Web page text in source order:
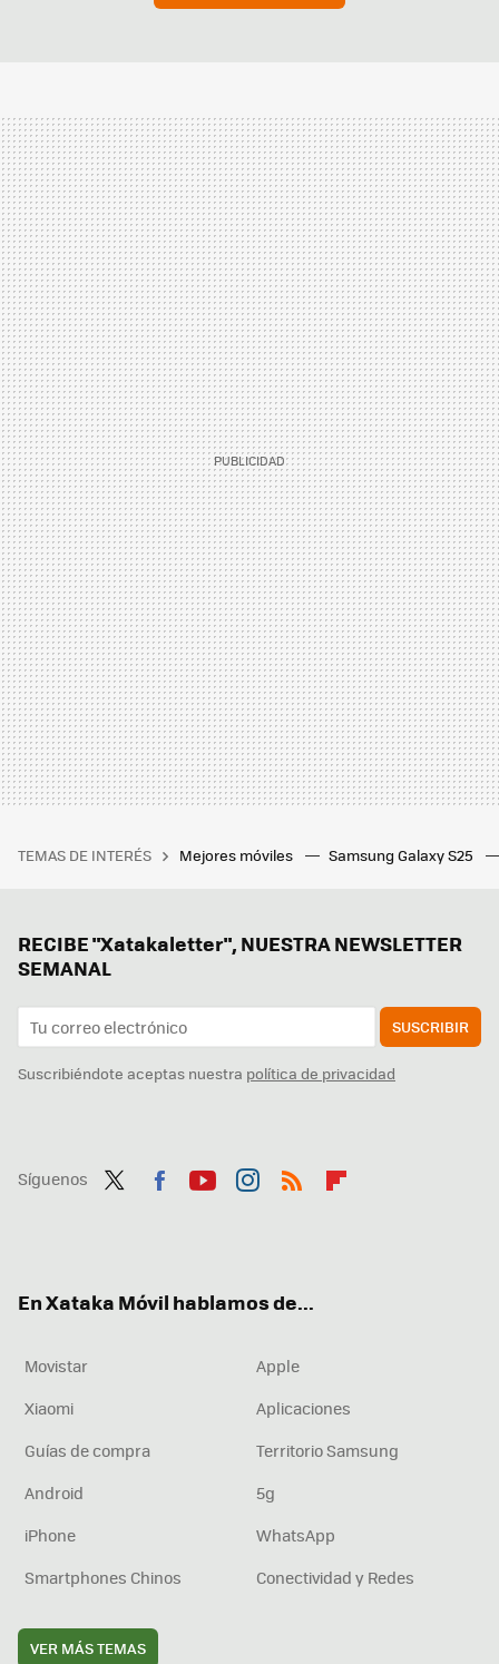
TEMAS DE INTERÉS Mejores móviles Samsung Galaxy S25
RECIBE "Xatakaletter", NUESTRA NEWSLETTER
SEMANAL
SUSCRIBIR
Suscribiéndote aceptas nuestra política de privacidad
Síguenos
En Xataka Móvil hablamos de...
Movistar
Apple
Xiaomi
Aplicaciones
Guías de compra
Territorio Samsung
Android
5g
iPhone
WhatsApp
Smartphones Chinos
Conectividad y Redes
VER MÁS TEMAS